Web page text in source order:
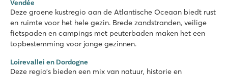
200 meter van het mooie zandstrand van Argelès
Saint Avit Loisirs
Saint Avit Loisirs
Frankrijk - Midden-Frankrijk - Dordogne - Le Bugue
★ ★ ★ ★
Vendée
Deze groene kustregio aan de Atlantische Oceaan biedt rust
en ruimte voor het hele gezin. Brede zandstranden, veilige
fietspaden en campings met peuterbaden maken het een
topbestemming voor jonge gezinnen.
Loirevallei en Dordogne
Deze regio’s bieden een mix van natuur, historie en